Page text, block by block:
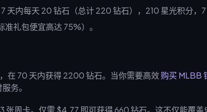
天内每天 20 钻石（总计 220 钻石），210 星光积分，7
礼包便宜高达 75%）。
在 70 天内获得 2200 钻石。当你需要高效购买 MLBB
务。
张周卡。仅需 $4.77 即可获得 660 钻石。这不仅能覆盖